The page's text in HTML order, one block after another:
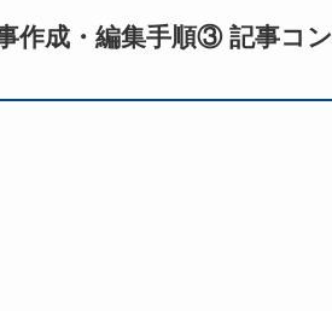
作成・編集手順③ 記事コン